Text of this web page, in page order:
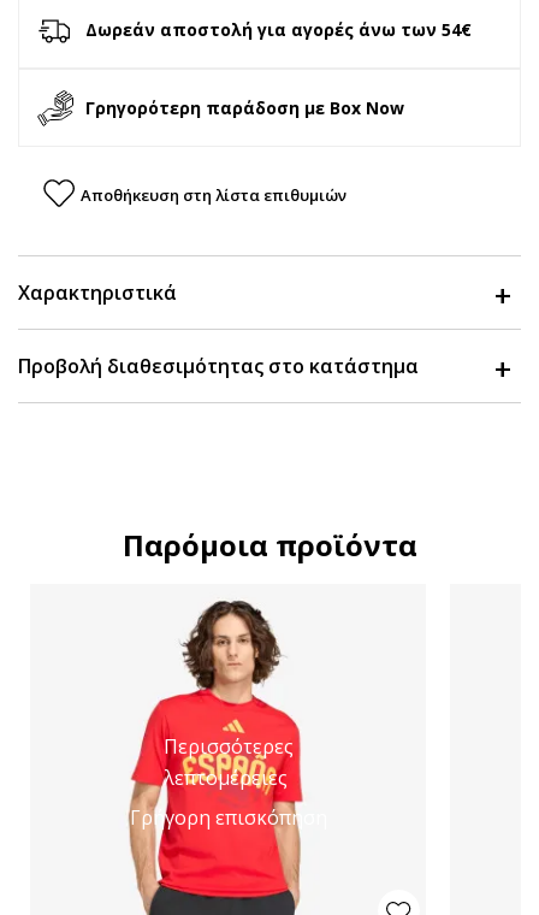
Δωρεάν αποστολή για αγορές άνω των 54€
Γρηγορότερη παράδοση με Box Now
Αποθήκευση στη λίστα επιθυμιών
Χαρακτηριστικά
Προβολή διαθεσιμότητας στο κατάστημα
Παρόμοια προϊόντα
Περισσότερες
λεπτομέρειες
Γρήγορη επισκόπηση